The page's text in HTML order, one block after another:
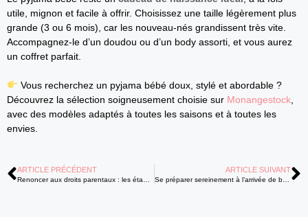
utile, mignon et facile à offrir. Choisissez une taille légèrement plus
grande (3 ou 6 mois), car les nouveau-nés grandissent très vite.
Accompagnez-le d’un doudou ou d’un body assorti, et vous aurez
un coffret parfait.
Vous recherchez un pyjama bébé doux, stylé et abordable ?
Découvrez la sélection soigneusement choisie sur Monangestock
avec des modèles adaptés à toutes les saisons et à toutes les
envies.
ARTICLE PRÉCÉDENT ARTICLE SUIVANT
Se préparer sereinement à l’arrivée de bébé : les clés d’un accouchement réussi